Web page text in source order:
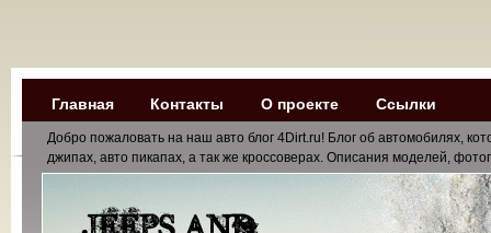
Главная Контакты О проекте Ссылки
Добро пожаловать на наш авто блог 4Dirt.ru! Блог об автомобилях,
джипах, авто пикапах, а так же кроссоверах. Описания моделей,